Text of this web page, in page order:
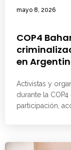
mayo 8, 2026
COP4
en
Activistas y
durante la
participación,